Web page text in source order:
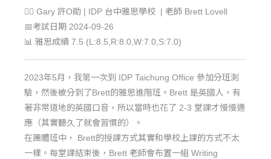
🙋‍♂️ Gary 許O勛 | IDP 台中雅思學校 | 老師 Brett Lovell
📅考試日期 2024-09-26
📊 雅思成績 7.5 (L:8.5,R:8.0,W:7.0,S:7.0)
2023年5月，我第一次到 IDP Taichung Office 參加分班測
驗，然後被分到了Brett的雅思進階班。Brett 是英國人，有
著非常道地的英國口音，所以當時也花了 2-3 堂課才慢慢適
應（其實聽久了就會習慣的）。
在團體班中， Brett的授課方式其實和學校上課的方式不太
一樣。每堂課結束後，Brett 老師會布置一組 Writing